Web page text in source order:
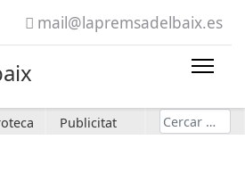
mail@lapremsadelbaix.es
Publicitat Cerca